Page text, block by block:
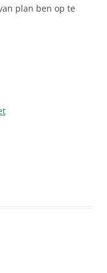
plan ben op te